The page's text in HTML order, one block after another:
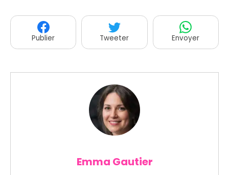
Publier Tweeter Envoyer
Emma Gautier